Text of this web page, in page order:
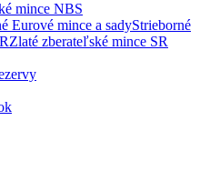
mince NBS
Eurové mince a sadyStrieborné
Zlaté zberateľské mince SR